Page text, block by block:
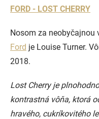
FORD - LOST CHERRY
Nosom za neobyčajnou
Ford je Louise Turner.
2018.
Lost Cherry je
kontrastná vôňa, ktorá
hravého, cukríkovitého